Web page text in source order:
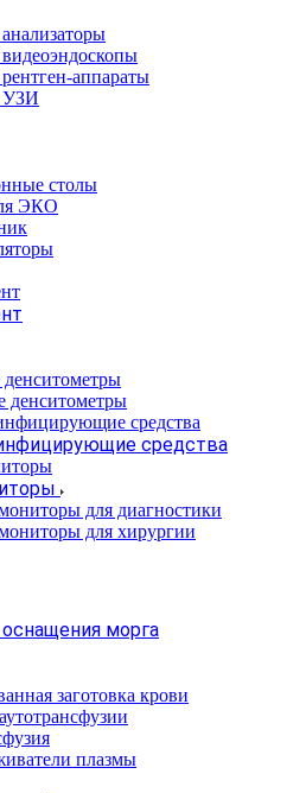
аппараты
УЗИ
столы
ЭКО
денситометры
денситометры
средства
для диагностики
для хирургии
морга
заготовка крови
плазмы